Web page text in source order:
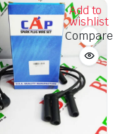
Add to
wishlist
Compare